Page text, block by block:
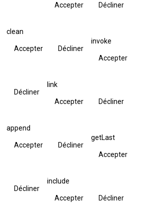
Accepter Décliner
clean
Accepter Décliner
invoke
Accepter
Décliner
link
Accepter Décliner
append
Accepter Décliner
getLast
Accepter
Décliner
include
Accepter Décliner